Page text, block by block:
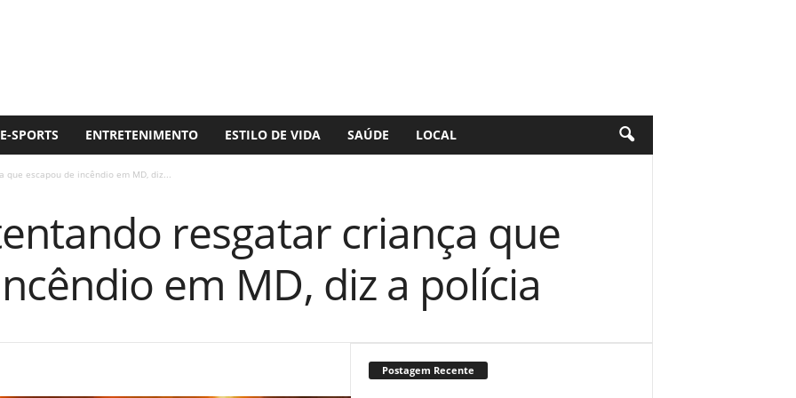
E-SPORTS ENTRETENIMENTO ESTILO DE VIDA SAÚDE LOCAL
escapou de incêndio em MD, diz...
resgatar criança que
em MD, diz a polícia
Postagem Recente